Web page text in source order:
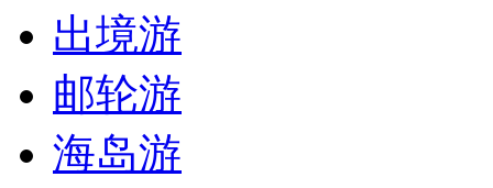
出境游
邮轮游
海岛游